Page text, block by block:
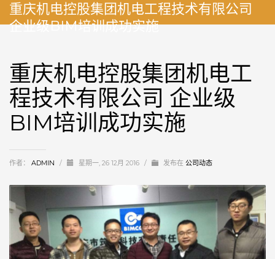
重庆机电控股集团机电工程技术有限公司
企业级BIM培训成功实施
重庆机电控股集团机电工
程技术有限公司 企业级
BIM培训成功实施
作者： ADMIN / 星期一, 26 12月 2016 / 发布在 公司动态